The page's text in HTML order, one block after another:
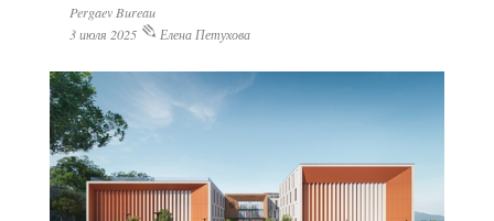
Pergaev Bureau
3 июля 2025
Елена Петухова